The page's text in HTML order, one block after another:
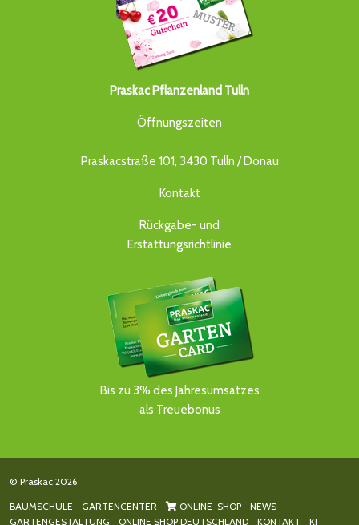
Praskac Pflanzenland Tulln
Öffnungszeiten
Praskacstraße 101, 3430 Tulln / Donau
Kontakt
Rückgabe- und
Erstattungsrichtlinie
Bis zu 3% des Jahresumsatzes
als Treuebonus
© Praskac 2026
BAUMSCHULE GARTENCENTER ONLINE-SHOP
NEWS
GARTENGESTALTUNG
ONLINE SHOP DEUTSCHLAND KONTAKT KI